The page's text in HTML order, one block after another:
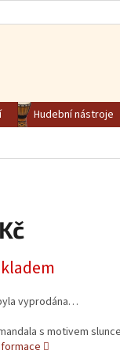
Hudební nástroje
vyprodána…
s motivem